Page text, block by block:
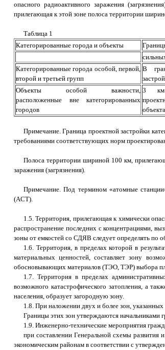
опасного радиоактивного заражения
прилегающая к этой зоне полоса территории
Таблица 1
Категорированные города и объекты
Категорированные города особой, первой,
второй и третьей групп
В
Объекты особой важности,
расположенные вне категорированных
городов
3 км
объекта
Примечание. Граница проектной застройки
требованиями соответствующих норм
Полоса территории шириной 100 км,
заражения (загрязнения).
Примечание. Под термином «атомные
(ACT).
1.5. Территория, прилегающая к химически
распространение последних с концентрациями,
зоны от емкостей со СДЯВ следует определять по
1.6. Территория, в пределах которой в
материальных ценностей, составляет зону
обосновывающих материалов (ТЭО, ТЭР) выбора
1.7. Территория в пределах
возможного катастрофического затопления, а
населения, образует загородную зону.
1.8. При наложении двух и более зон,
Границы этих зон утверждаются начальниками
1.9. Инженерно-технические мероприятия
при составлении Генеральной схемы
экономическим районам в соответствии с